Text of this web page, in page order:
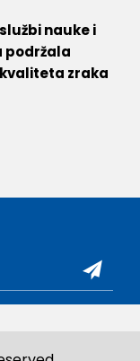
nauke i
podržala
zraka